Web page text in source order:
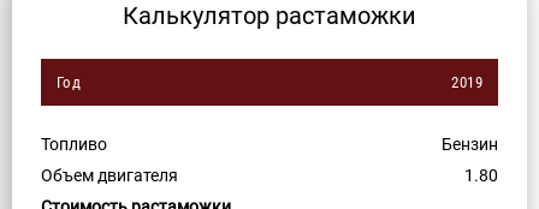
Калькулятор растаможки
Год 2019
Топливо
Бензин
Объем двигателя
1.80